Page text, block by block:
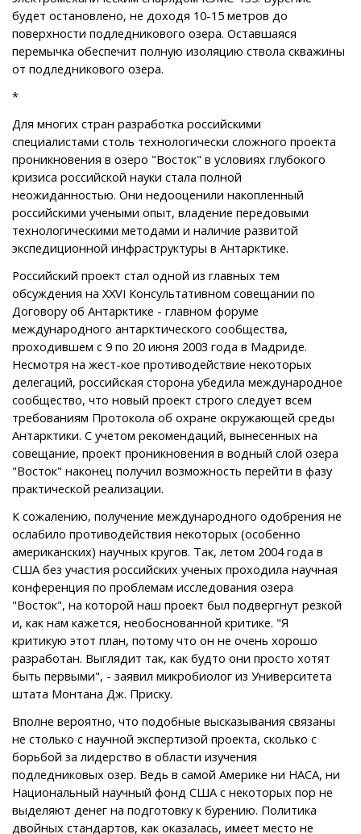
будет остановлено, не доходя 10-15 метров до
поверхности подледникового озера. Оставшаяся
перемычка обеспечит полную изоляцию ствола скважины
от подледникового озера.
*
Для многих стран разработка российскими
специалистами столь технологически сложного проекта
проникновения в озеро "Восток" в условиях глубокого
кризиса российской науки стала полной
неожиданностью. Они недооценили накопленный
российскими учеными опыт, владение передовыми
технологическими методами и наличие развитой
экспедиционной инфраструктуры в Антарктике.
Российский проект стал одной из главных тем
обсуждения на XXVI Консультативном совещании по
Договору об Антарктике - главном форуме
международного антарктического сообщества,
проходившем с 9 по 20 июня 2003 года в Мадриде.
Несмотря на жест-кое противодействие некоторых
делегаций, российская сторона убедила международное
сообщество, что новый проект строго следует всем
требованиям Протокола об охране окружающей среды
Антарктики. С учетом рекомендаций, вынесенных на
совещание, проект проникновения в водный слой озера
"Восток" наконец получил возможность перейти в фазу
практической реализации.
К сожалению, получение международного одобрения не
ослабило противодействия некоторых (особенно
американских) научных кругов. Так, летом 2004 года в
США без участия российских ученых проходила научная
конференция по проблемам исследования озера
"Восток", на которой наш проект был подвергнут резкой
и, как нам кажется, необоснованной критике. "Я
критикую этот план, потому что он не очень хорошо
разработан. Выглядит так, как будто они просто хотят
быть первыми", - заявил микробиолог из Университета
штата Монтана Дж. Приску.
Вполне вероятно, что подобные высказывания связаны
не столько с научной экспертизой проекта, сколько с
борьбой за лидерство в области изучения
подледниковых озер. Ведь в самой Америке ни НАСА, ни
Национальный научный фонд США с некоторых пор не
выделяют денег на подготовку к бурению. Политика
двойных стандартов, как оказалась, имеет место не